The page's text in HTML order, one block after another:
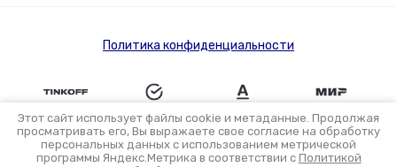
Политика конфиденциальности
Разработка интернет-магазина в Омске
Этот сайт использует файлы cookie и метаданные. Продолжая
просматривать его, Вы выражаете свое согласие на обработку
персональных данных с использованием метрической
программы Яндекс.Метрика в соответствии с Политикой